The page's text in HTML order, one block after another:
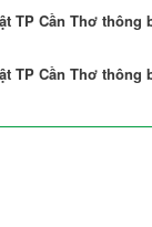
TP Cần Thơ
TP Cần Thơ